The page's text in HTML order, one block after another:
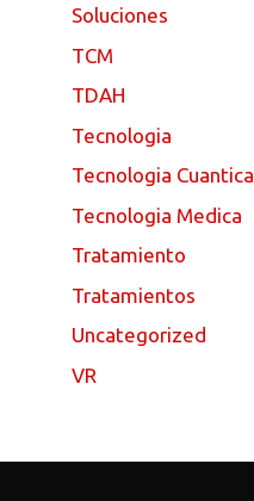
Soluciones
TCM
TDAH
Tecnologia
Tecnologia Cuantica
Tecnologia Medica
Tratamiento
Tratamientos
Uncategorized
VR